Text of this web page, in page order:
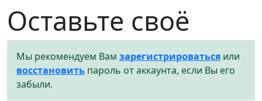
Оставьте своё
Мы рекомендуем Вам зарегистрироваться или
восстановить пароль от аккаунта, если Вы его
забыли.